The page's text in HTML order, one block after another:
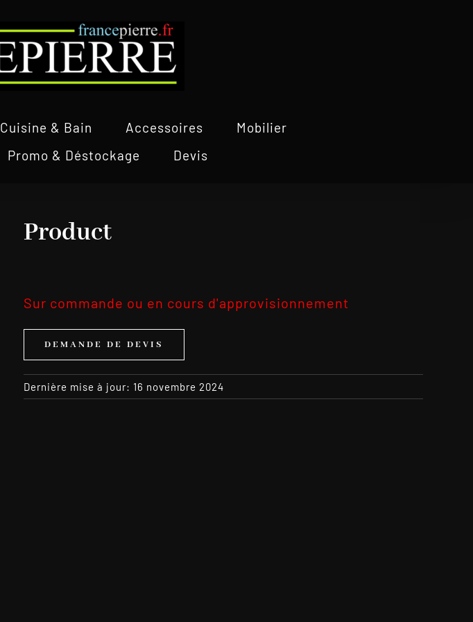
Cuisine & Bain Accessoires
Mobilier
Promo & Déstockage Devis
Product
Sur commande ou en cours d'approvisionnement
DEMANDE DE DEVIS
Dernière mise à jour: 16 novembre 2024